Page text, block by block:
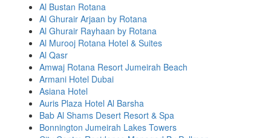
Al Bustan Rotana
Al Ghurair Arjaan by Rotana
Al Ghurair Rayhaan by Rotana
Al Murooj Rotana Hotel & Suites
Al Qasr
Amwaj Rotana Resort Jumeirah Beach
Armani Hotel Dubai
Asiana Hotel
Auris Plaza Hotel Al Barsha
Bab Al Shams Desert Resort & Spa
Bonnington Jumeirah Lakes Towers